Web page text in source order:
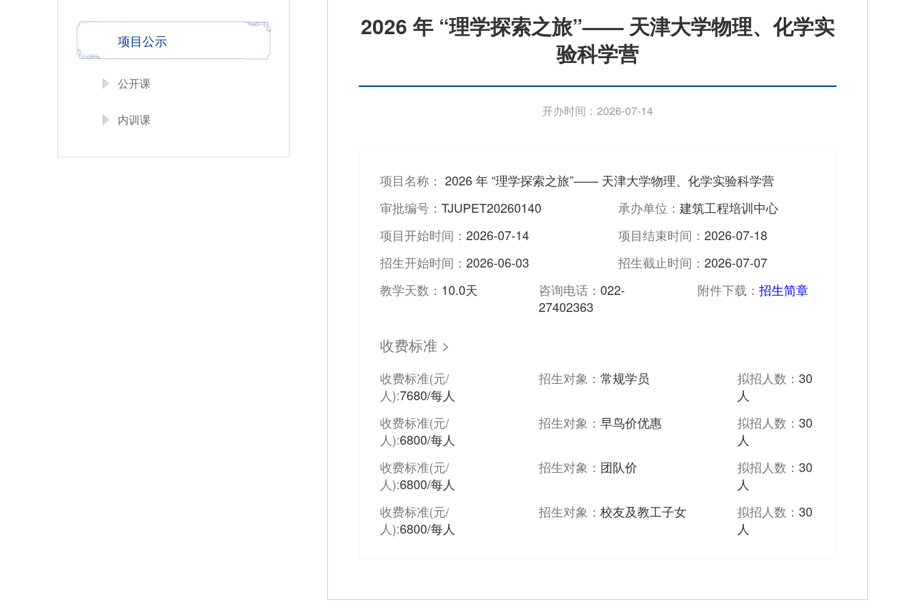
项目公示
公开课
内训课
2026 年 “理学探索之旅”—— 天津大学物理、化学实
验科学营
开办时间：2026-07-14
项目名称： 2026 年 “理学探索之旅”—— 天津大学物理、化学实验科学营
审批编号： TJUPET20260140 承办单位： 建筑工程培训中心
项目开始时间： 2026-07-14 项目结束时间： 2026-07-18
招生开始时间： 2026-06-03 招生截止时间： 2026-07-07
教学天数： 10.0天 咨询电话： 022-
27402363
附件下载：招生简章
收费标准 >
收费标准(元/
人):7680/每人
招生对象： 常规学员 拟招人数：30
人
收费标准(元/
人):6800/每人
招生对象： 早鸟价优惠 拟招人数：30
人
收费标准(元/
人):6800/每人
招生对象： 团队价 拟招人数：30
人
收费标准(元/
人):6800/每人
招生对象： 校友及教工子女 拟招人数：30
人